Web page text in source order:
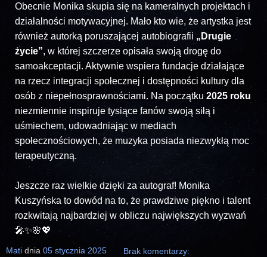
Obecnie Monika skupia się na kameralnych projektach i
działalności motywacyjnej. Mało kto wie, że artystka jest
również autorką poruszającej autobiografii „Drugie
życie”, w której szczerze opisała swoją drogę do
samoakceptacji. Aktywnie wspiera fundacje działające
na rzecz integracji społecznej i dostępności kultury dla
osób z niepełnosprawnościami. Na początku 2025 roku
niezmiennie inspiruje tysiące fanów swoją siłą i
uśmiechem, udowadniając w mediach
społecznościowych, że muzyka posiada niezwykłą moc
terapeutyczną.
Jeszcze raz wielkie dzięki za autograf! Monika
Kuszyńska to dowód na to, że prawdziwe piękno i talent
rozkwitają najbardziej w obliczu największych wyzwań
🎤✨🌸💖
Mati dnia 05 stycznia 2025 Brak komentarzy: